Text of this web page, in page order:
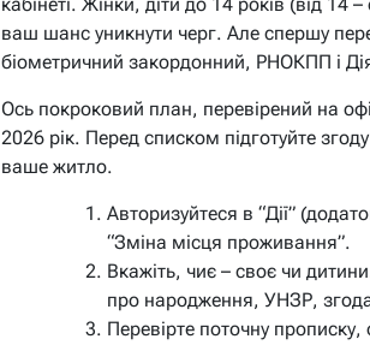
кабінеті. Жінки, діти до 14 років (від 14
ваш шанс уникнути черг. Але спершу
біометричний закордонний, РНОКПП і
Ось покроковий план, перевірений на
2026 рік. Перед списком підготуйте
ваше житло.
Авторизуйтеся в “Дії”
“Зміна місця проживання”.
Вкажіть, чиє – своє чи
про народження, УНЗР,
Перевірте поточну